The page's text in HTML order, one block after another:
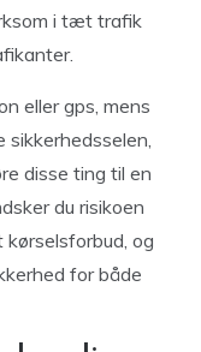
i tæt trafik
eller gps, mens
disse ting til en
du risikoen
og
for både